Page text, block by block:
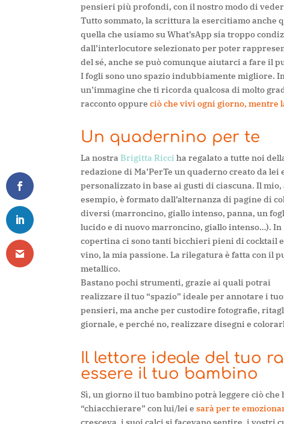
pensieri più profondi, con il nostro modo di
Tutto sommato, la scrittura la esercitiamo anche
quella che usiamo su What’sApp sia troppo
dall’interlocutore selezionato per poter
del sé, anche se può comunque aiutarci a fare il
I fogli sono uno spazio indubbiamente migliore.
un’immagine che ti ricorda qualcosa di molto
racconto oppureciò che vivi ogni giorno, mentre
Un quadernino per te
La nostraBrigitta Ricci ha regalato a tutte noi
redazione di Ma’PerTe un quaderno creato da lei
personalizzato in base ai gusti di ciascuna. Il mio,
esempio, è formato dall’alternanza di pagine di
diversi (marroncino, giallo intenso, panna, un
lucido e di nuovo marroncino, giallo intenso…). In
copertina ci sono tanti bicchieri pieni di cocktail e
vino, la mia passione. La rilegatura è fatta con il
metallico.
Bastano pochi strumenti, grazie ai quali potrai
realizzare il tuo “spazio” ideale per annotare i
pensieri, ma anche per custodire fotografie,
giornale, e perché no, realizzare disegni e
Il lettore ideale del tuo
essere il tuo bambino
Sì, un giorno il tuo bambino potrà leggere ciò
“chiacchierare” con lui/lei esarà per te